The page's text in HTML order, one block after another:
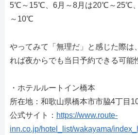
5℃～15℃、6月～8月は20℃～25℃
～10℃
やってみて「無理だ」と感じた際は
れば夜からでも当日予約できる可能
・ホテルルートイン橋本
所在地：和歌山県橋本市市脇4丁目
公式サイト： https://www.route-
inn.co.jp/hotel_list/wakayama/